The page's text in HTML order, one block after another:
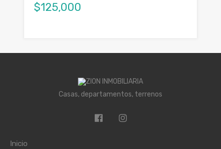
$125,000
Casas, departamentos, terrenos
Inicio